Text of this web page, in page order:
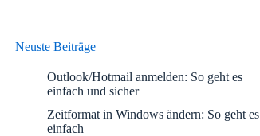
Neuste Beiträge
Outlook/Hotmail anmelden: So geht es
einfach und sicher
Zeitformat in Windows ändern: So geht es
einfach